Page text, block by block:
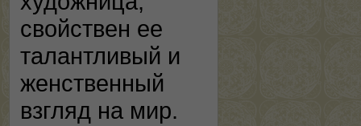
свойствен ее
талантливый и
женственный
взгляд на мир.